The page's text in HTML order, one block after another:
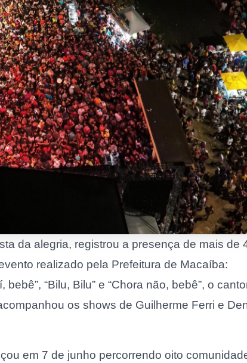
da alegria, registrou a presença de mais de
realizado pela Prefeitura de Macaíba:
“Bilu, Bilu” e “Chora não, bebê”, o
os shows de Guilherme Ferri e
em 7 de junho percorrendo oito